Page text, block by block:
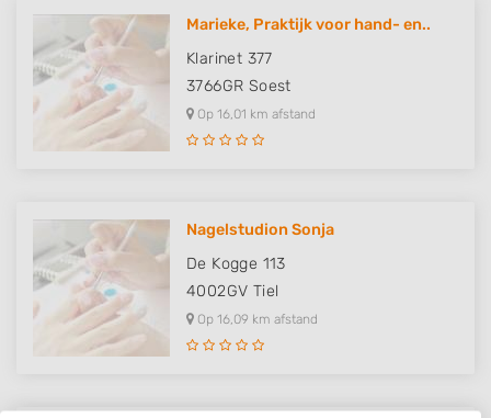
Marieke, Praktijk voor hand- en..
Klarinet 377
3766GR Soest
Op 16,01 km afstand
Nagelstudion Sonja
De Kogge 113
4002GV Tiel
Op 16,09 km afstand